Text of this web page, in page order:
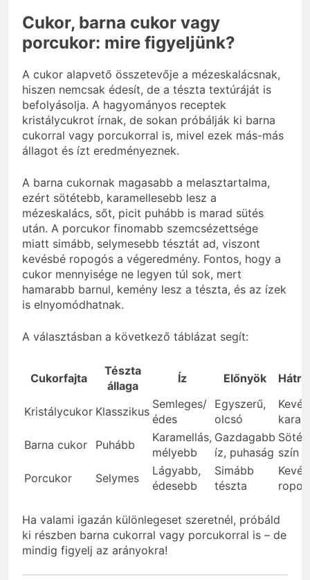
Cukor, barna cukor vagy
porcukor: mire figyeljünk?
A cukor alapvető összetevője a mézeskalácsnak,
hiszen nemcsak édesít, de a tészta textúráját is
befolyásolja. A hagyományos receptek
kristálycukrot írnak, de sokan próbálják ki barna
cukorral vagy porcukorral is, mivel ezek más-más
állagot és ízt eredményeznek.
A barna cukornak magasabb a melasztartalma,
ezért sötétebb, karamellesebb lesz a
mézeskalács, sőt, picit puhább is marad sütés
után. A porcukor finomabb szemcsézettsége
miatt simább, selymesebb tésztát ad, viszont
kevésbé ropogós a végeredmény. Fontos, hogy a
cukor mennyisége ne legyen túl sok, mert
hamarabb barnul, kemény lesz a tészta, és az ízek
is elnyomódhatnak.
A választásban a következő táblázat segít:
Cukorfajta
Tészta
állaga
Íz Előnyök
Kristálycukor Klasszikus
Semleges/
édes
Egyszerű,
olcsó
Barna cukor
Puhább
Karamellás,
mélyebb
Gazdagabb
íz, puhaság szín
Porcukor
Selymes
Lágyabb,
édesebb
Simább
tészta
Ha valami igazán különlegeset szeretnél, próbáld
ki részben barna cukorral vagy porcukorral is – de
mindig figyelj az arányokra!